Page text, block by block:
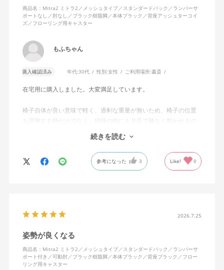
商品名：Mitra2 ミトラ2／メッシュタイプ／スタンダードバック／ランバーサ
ポートなし／肘なし／ブラック樹脂脚／本体ブラック／背座アッシュターコイ
ズ／フローリング用キャスター
もふちゃん
購入確認済み 年代:30代 性別:女性 ご利用場所:書斎
在宅用に購入しました。大変満足しています。
椅子自体が良い意味で軽く、過剰な重量が無いため、椅子の位置
を調整する時だけでなく、掃除の時にも片手で難なく動かせるの
で、ストレスを感じません。
背中はメッシュ素材でハリがあり、沈み込みすぎないところが気
に入っています。色も画像通りのアッシュブルーで、部屋の差し
色になっています。
キャスターはフローリング用を選びました。とにかく動きが滑ら
思います。良い商品に巡り会えてとても嬉しいです。
続きを読む
参考になった 3 Like! 0
2026.7.25
姿勢が良くなる
商品名：Mitra2 ミトラ2／メッシュタイプ／スタンダードバック／ランバーサ
ポート付き／可動肘／ブラック樹脂脚／本体ブラック／背座ブラック／フロー
リング用キャスター